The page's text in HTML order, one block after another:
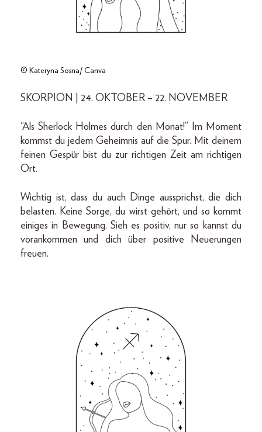
© Kateryna Sosna/ Canva
SKORPION | 24. OKTOBER – 22. NOVEMBER
“Als Sherlock Holmes durch den Monat!” Im Moment
kommst du jedem Geheimnis auf die Spur. Mit deinem
feinen Gespür bist du zur richtigen Zeit am richtigen
Ort.
Wichtig ist, dass du auch Dinge aussprichst, die dich
belasten. Keine Sorge, du wirst gehört, und so kommt
einiges in Bewegung. Sieh es positiv, nur so kannst du
vorankommen und dich über positive Neuerungen
freuen.